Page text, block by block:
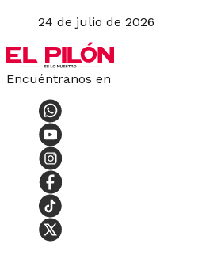
24 de julio de 2026
Encuéntranos en